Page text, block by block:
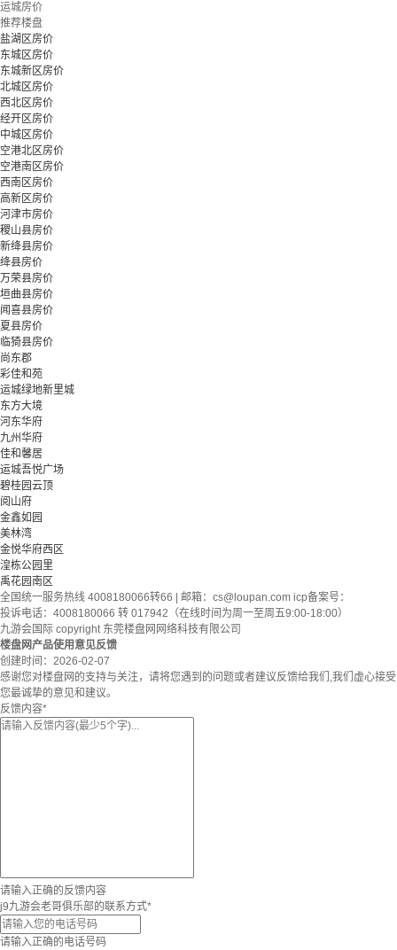
运城房价
推荐楼盘
盐湖区房价
东城区房价
东城新区房价
北城区房价
西北区房价
经开区房价
中城区房价
空港北区房价
空港南区房价
西南区房价
高新区房价
河津市房价
稷山县房价
新绛县房价
绛县房价
万荣县房价
垣曲县房价
闻喜县房价
夏县房价
临猗县房价
尚东郡
彩佳和苑
运城绿地新里城
东方大境
河东华府
九州华府
佳和馨居
运城吾悦广场
碧桂园云顶
阅山府
金鑫如园
美林湾
金悦华府西区
湟栋公园里
禹花园南区
全国统一服务热线 4008180066转66 | 邮箱： cs@loupan.com icp备案号：
投诉电话：4008180066 转 017942（在线时间为周一至周五9:00-18:00）
九游会国际 copyright 东莞楼盘网网络科技有限公司
楼盘网产品使用意见反馈
创建时间： 2026-02-07
感谢您对楼盘网的支持与关注，请将您遇到的问题或者建议反馈给我们,我们虚心接受
您最诚挚的意见和建议。
反馈内容*
请输入正确的反馈内容
j9九游会老哥俱乐部的联系方式*
请输入正确的电话号码